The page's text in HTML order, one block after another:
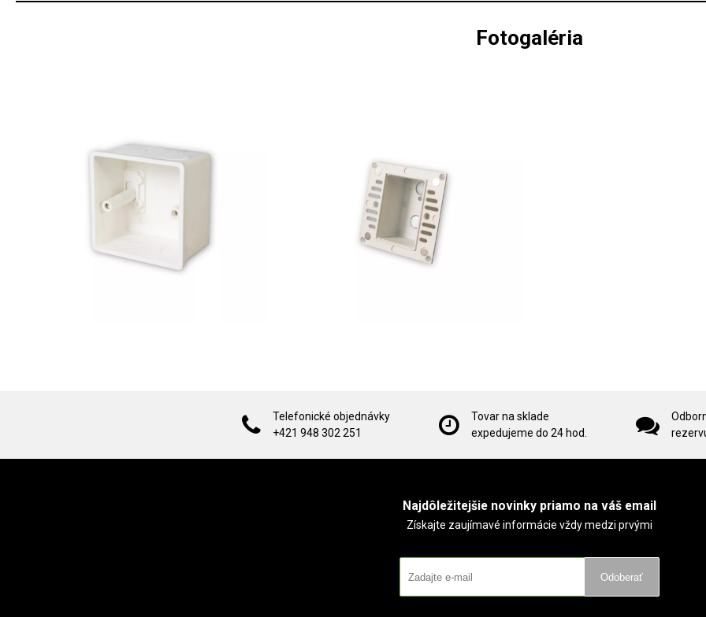
Fotogaléria
Telefonické objednávky
+421 948 302 251
Tovar na sklade
expedujeme do 24 hod.
Najdôležitejšie novinky priamo na váš email
Získajte zaujímavé informácie vždy medzi prvými
Odoberať